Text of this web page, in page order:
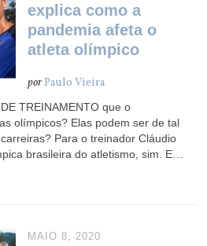
explica como a
pandemia afeta o
atleta olímpico
porPaulo Vieira
TREINAMENTO que o
olímpicos? Elas podem ser de tal
Para o treinador Cláudio
brasileira do atletismo, sim. E…
MAIO 8, 2020